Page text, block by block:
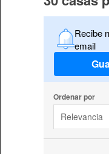
Recibe
email
Ordenar por
Relevancia